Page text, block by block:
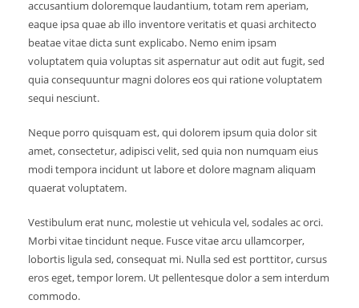
accusantium doloremque laudantium, totam rem aperiam,
eaque ipsa quae ab illo inventore veritatis et quasi architecto
beatae vitae dicta sunt explicabo. Nemo enim ipsam
voluptatem quia voluptas sit aspernatur aut odit aut fugit, sed
quia consequuntur magni dolores eos qui ratione voluptatem
sequi nesciunt.
Neque porro quisquam est, qui dolorem ipsum quia dolor sit
amet, consectetur, adipisci velit, sed quia non numquam eius
modi tempora incidunt ut labore et dolore magnam aliquam
quaerat voluptatem.
Vestibulum erat nunc, molestie ut vehicula vel, sodales ac orci.
Morbi vitae tincidunt neque. Fusce vitae arcu ullamcorper,
lobortis ligula sed, consequat mi. Nulla sed est porttitor, cursus
eros eget, tempor lorem. Ut pellentesque dolor a sem interdum
commodo.